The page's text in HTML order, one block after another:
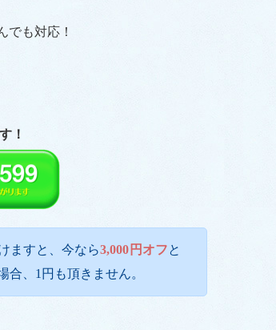
でも対応！
！
ますと、今なら3,000円オフと
、1円も頂きません。